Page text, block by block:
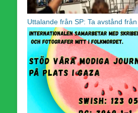
Uttalande från SP: Ta avstånd